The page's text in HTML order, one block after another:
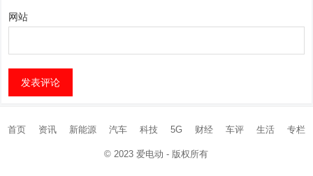
网站
首页 资讯 新能源 汽车 科技 5G 财经 车评 生活 专栏
© 2023爱电动 - 版权所有